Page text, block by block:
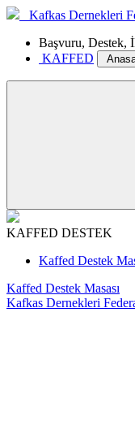
Kafkas Dernekleri
Başvuru, Destek,
KAFFED
KAFFED DESTEK
Kaffed Destek
Kaffed Destek Masası
Kafkas Dernekleri